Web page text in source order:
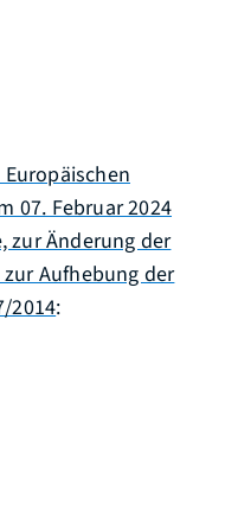
07. Februar 2024
zur Änderung der
Aufhebung der
2014: